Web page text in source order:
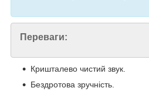
Переваги:
Кришталево чистий звук.
Бездротова зручність.